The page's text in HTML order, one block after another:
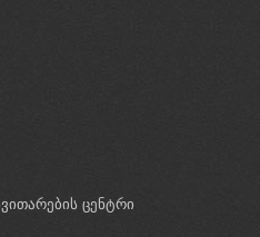
ცენტრი